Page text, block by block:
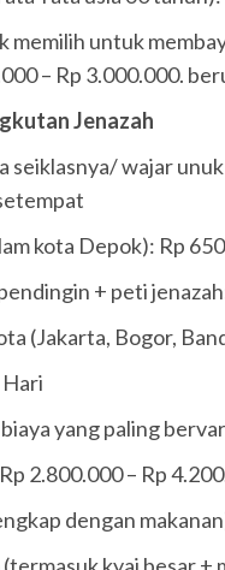
memilih untuk
– Rp 3.000.000.
Jenazah
wajar
kota Depok): Rp
+ peti
(Jakarta, Bogor,
Hari
yang paling
2.800.000 – Rp
dengan
kyai besar +